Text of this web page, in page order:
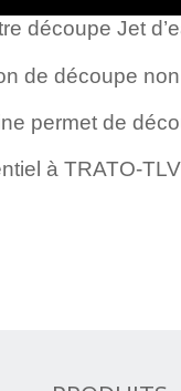
découpe Jet
de découpe
permet de
à TRATO-